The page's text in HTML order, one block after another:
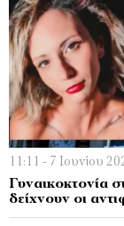
11:11 - 7 Ιουνίου
Γυναικοκτονία
δείχνουν οι